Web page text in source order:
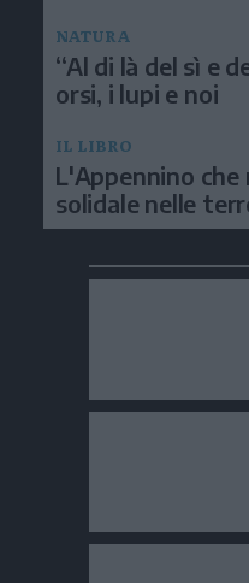
NATURA
“Al di là del sì e
orsi, i lupi e noi
IL LIBRO
L'Appennino che
solidale nelle